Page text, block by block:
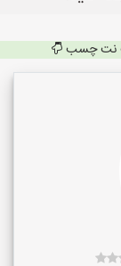
نت چسب